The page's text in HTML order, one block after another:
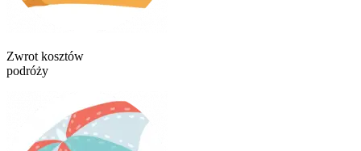
Zwrot kosztów
podróży